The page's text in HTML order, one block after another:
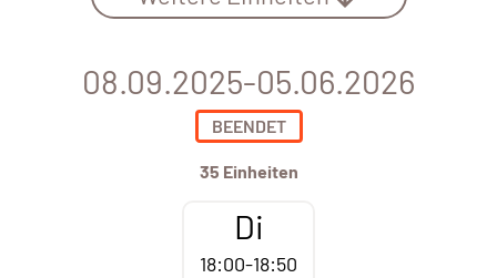
08.09.2025-05.06.2026
BEENDET
35 Einheiten
Di
18:00-18:50